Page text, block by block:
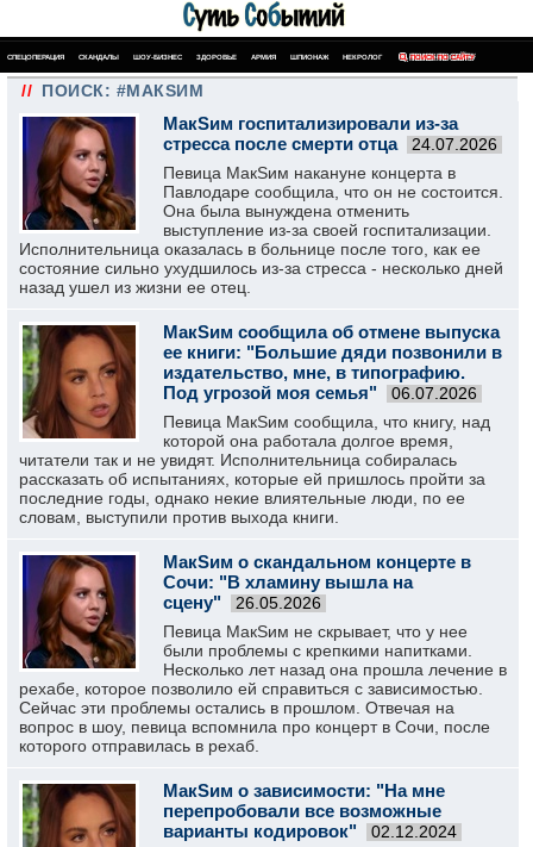
СПЕЦОПЕРАЦИЯ СКАНДАЛЫ ШОУ-БИЗНЕС ЗДОРОВЬЕ АРМИЯ ШПИОНАЖ НЕКРОЛОГ ПОИСК ПО САЙТУ
// ПОИСК: #МАКSИМ
МакSим госпитализировали из-за
стресса после смерти отца
24.07.2026
Певица МакSим накануне концерта в
Павлодаре сообщила, что он не состоится.
Она была вынуждена отменить
выступление из-за своей госпитализации.
Исполнительница оказалась в больнице после того, как ее
состояние сильно ухудшилось из-за стресса - несколько дней
назад ушел из жизни ее отец.
МакSим сообщила об отмене выпуска
ее книги: "Большие дяди позвонили в
издательство, мне, в типографию.
Под угрозой моя семья"
06.07.2026
Певица МакSим сообщила, что книгу, над
которой она работала долгое время,
читатели так и не увидят. Исполнительница собиралась
рассказать об испытаниях, которые ей пришлось пройти за
последние годы, однако некие влиятельные люди, по ее
словам, выступили против выхода книги.
МакSим о скандальном концерте в
Сочи: "В хламину вышла на
сцену"
26.05.2026
Певица МакSим не скрывает, что у нее
были проблемы с крепкими напитками.
Несколько лет назад она прошла лечение в
рехабе, которое позволило ей справиться с зависимостью.
Сейчас эти проблемы остались в прошлом. Отвечая на
вопрос в шоу, певица вспомнила про концерт в Сочи, после
которого отправилась в рехаб.
МакSим о зависимости: "На мне
перепробовали все возможные
варианты кодировок"
02.12.2024